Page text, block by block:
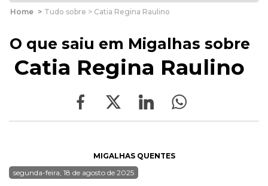
Home > Tudo sobre > Catia Regina Raulino
O que saiu em Migalhas sobre
Catia Regina Raulino
MIGALHAS QUENTES
segunda-feira, 18 de agosto de 2025